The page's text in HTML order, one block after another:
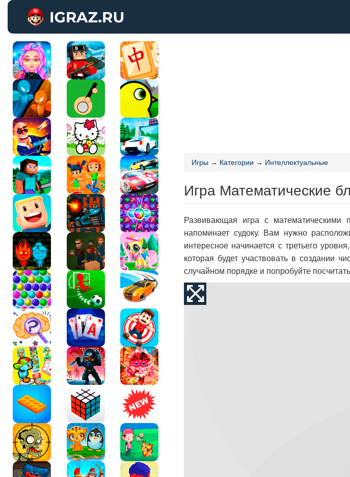
Игры → Категории → Интеллектуальные
Игра Математические
Развивающая игра с математическими
напоминает судоку. Вам нужно
интересное начинается с третьего
которая будет участвовать в создании
случайном порядке и попробуйте